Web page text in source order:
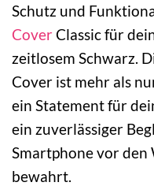
Schutz und
CoverClassic für
zeitlosem Schwarz.
Cover ist mehr als
ein Statement für
ein zuverlässiger
Smartphone vor den
bewahrt.